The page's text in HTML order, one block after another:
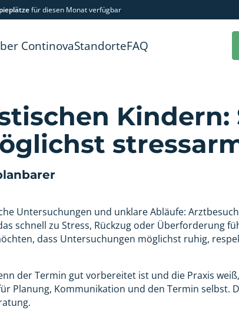
für diesen Monat verfügbar
ContinovaStandorteFAQ
Kindern:
Untersuchungen und unklare Abläufe:
schnell zu Stress, Rückzug oder Überforderung
dass Untersuchungen möglichst ruhig,
der Termin gut vorbereitet ist und die Praxis
Planung, Kommunikation und den Termin selbst.